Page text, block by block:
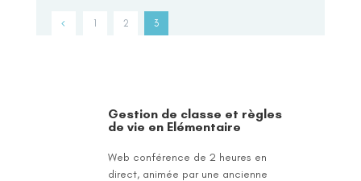
1 2 3
Gestion de classe et règles
de vie en Elémentaire
Web conférence de 2 heures en
direct, animée par une ancienne